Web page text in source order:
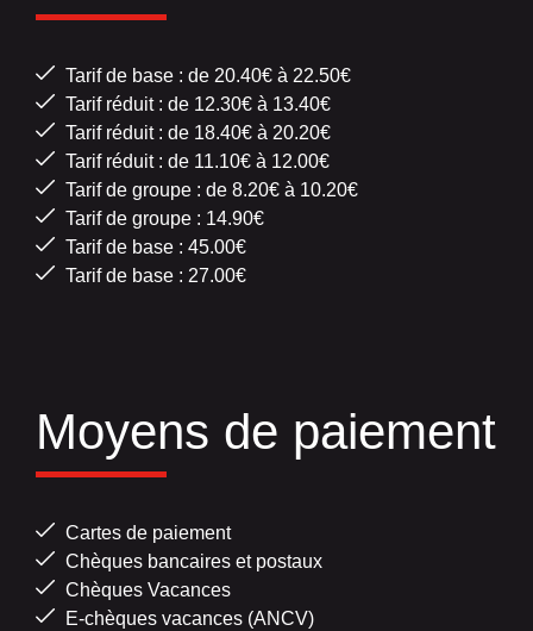
Tarif de base : de 20.40€ à 22.50€
Tarif réduit : de 12.30€ à 13.40€
Tarif réduit : de 18.40€ à 20.20€
Tarif réduit : de 11.10€ à 12.00€
Tarif de groupe : de 8.20€ à 10.20€
Tarif de groupe : 14.90€
Tarif de base : 45.00€
Tarif de base : 27.00€
Moyens de paiement
Cartes de paiement
Chèques bancaires et postaux
Chèques Vacances
E-chèques vacances (ANCV)